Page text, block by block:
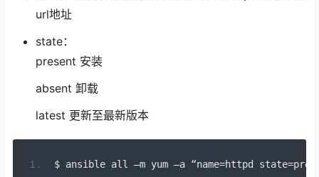
url地址
state：
present 安装
absent 卸载
latest 更新至最新版本
$ ansible all –m yum –a “name=httpd state=